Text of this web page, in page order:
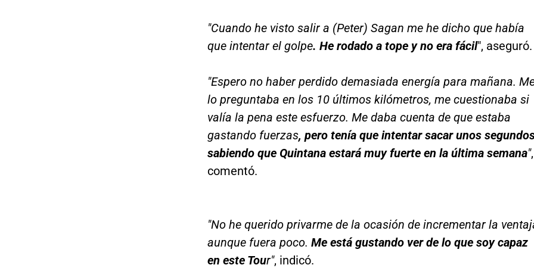
"Cuando he visto salir a (Peter) Sagan me he dicho que había
que intentar el golpe. He rodado a tope y no era fácil", aseguró.
"Espero no haber perdido demasiada energía para mañana.
lo preguntaba en los 10 últimos kilómetros, me cuestionaba si
valía la pena este esfuerzo. Me daba cuenta de que estaba
gastando fuerzas, pero tenía que intentar sacar unos
sabiendo que Quintana estará muy fuerte en la última semana",
comentó.
"No he querido privarme de la ocasión de incrementar la
aunque fuera poco. Me está gustando ver de lo que soy capaz
en este Tour", indicó.